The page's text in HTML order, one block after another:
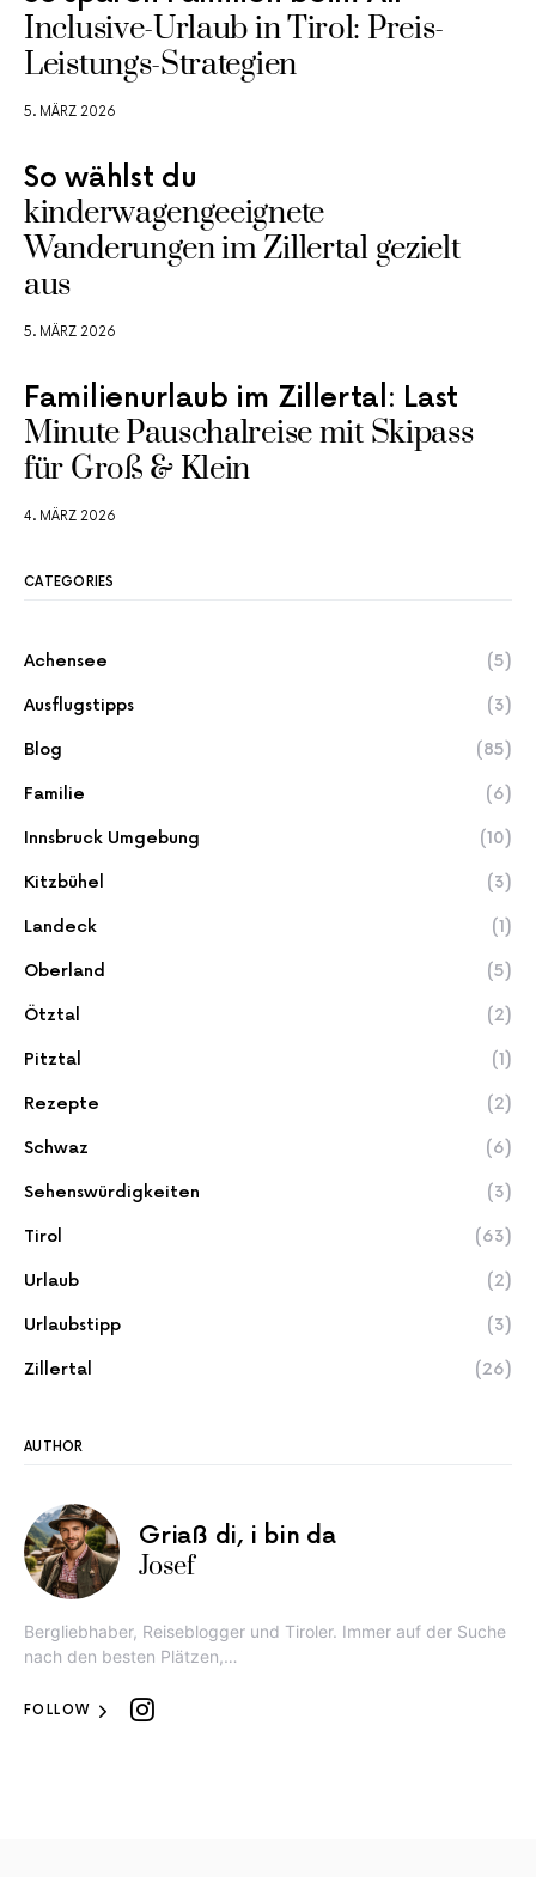
Inclusive-Urlaub in Tirol: Preis-
Leistungs-Strategien
5. MÄRZ 2026
So wählst du
kinderwagengeeignete
Wanderungen im Zillertal gezielt
aus
5. MÄRZ 2026
Familienurlaub im Zillertal: Last
Minute Pauschalreise mit Skipass
für Groß & Klein
4. MÄRZ 2026
CATEGORIES
Achensee (5)
Ausflugstipps (3)
Blog (85)
Familie (6)
Innsbruck Umgebung (10)
Kitzbühel (3)
Landeck (1)
Oberland (5)
Ötztal (2)
Pitztal (1)
Rezepte (2)
Schwaz (6)
Sehenswürdigkeiten (3)
Tirol (63)
Urlaub (2)
Urlaubstipp (3)
Zillertal (26)
AUTHOR
Griaß di, i bin da
Josef
Bergliebhaber, Reiseblogger und Tiroler. Immer auf der Suche
nach den besten Plätzen,…
FOLLOW